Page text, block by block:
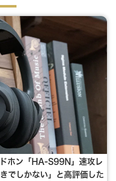
ホン「HA-S99N」速攻レ
でしかない」と高評価した